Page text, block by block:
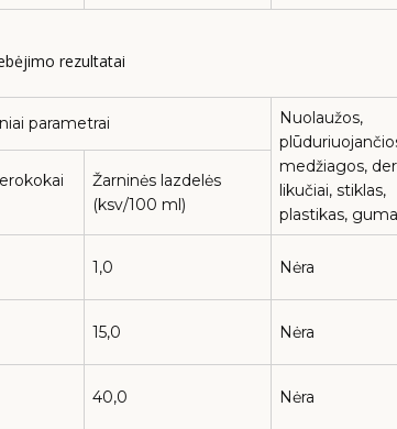
rezultatai
parametrai
Nuolaužos,
medžiagos,
likučiai, stiklas,
plastikas, guma
Žarninės lazdelės
(ksv/100 ml)
1,0 Nėra
15,0 Nėra
40,0 Nėra